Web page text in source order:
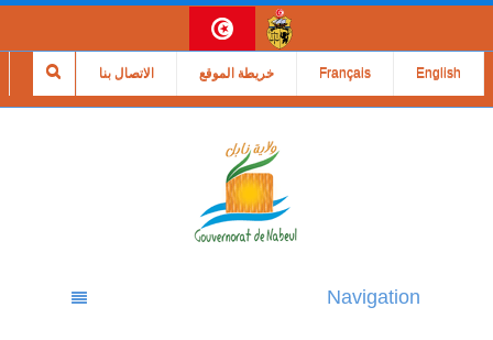
الاتصال بنا خريطة الموقع Français English
Navigation